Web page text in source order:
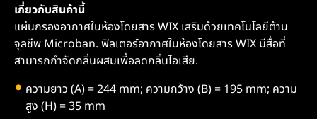
เกี่ยวกับสินค้านี้
แผ่นกรองอากาศในห้องโดยสาร WIX เสริมด้วยเทคโนโลยีต้าน
จุลชีพ Microban. ฟิลเตอร์อากาศในห้องโดยสาร WIX มีสื่อที่
สามารถกำจัดกลิ่นผสมเพื่อลดกลิ่นไอเสีย.
ความยาว (A) = 244 mm; ความกว้าง (B) = 195 mm; ความ
สูง (H) = 35 mm